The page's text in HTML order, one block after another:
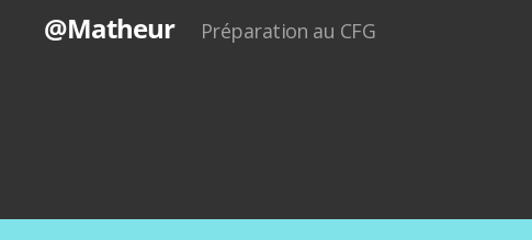
@Matheur Préparation au CFG